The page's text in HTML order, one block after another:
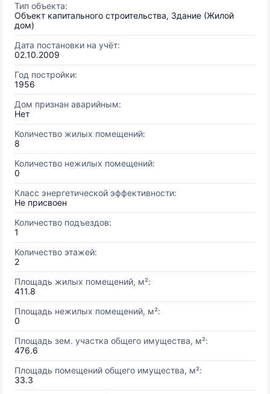
Тип объекта:
Объект капитального строительства, Здание (Жилой
дом)
Дата постановки на учёт:
02.10.2009
Год постройки:
1956
Дом признан аварийным:
Нет
Количество жилых помещений:
8
Количество нежилых помещений:
0
Класс энергетической эффективности:
Не присвоен
Количество подъездов:
1
Количество этажей:
2
Площадь жилых помещений, м²:
411.8
Площадь нежилых помещений, м²:
0
Площадь зем. участка общего имущества, м²:
476.6
Площадь помещений общего имущества, м²:
33.3